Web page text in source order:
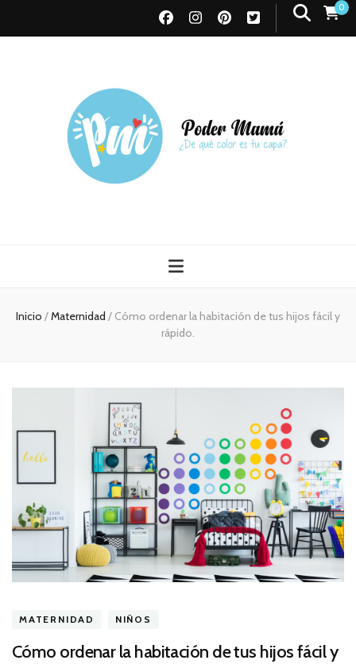
0
Inicio /Maternidad / Cómo ordenar la habitación de tus hijos fácil y
rápido.
MATERNIDAD NIÑOS
Cómo ordenar la habitación de tus hijos fácil y